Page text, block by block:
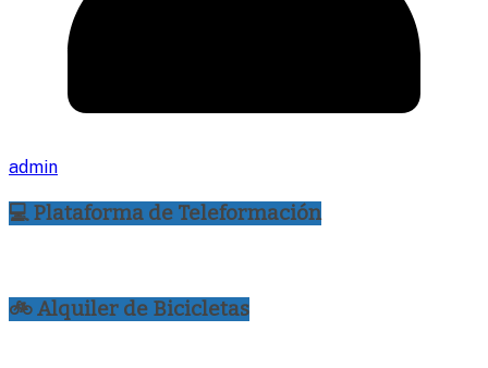
admin
💻 Plataforma de Teleformación
🚲 Alquiler de Bicicletas